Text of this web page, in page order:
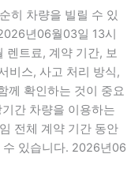
히 차량을 빌릴 수 있
년06월03일 13시
렌트료, 계약 기간, 보
비스, 사고 처리 방식,
께 확인하는 것이 중요
간 차량을 이용하는
전체 계약 기간 동안
수 있습니다. 2026년06